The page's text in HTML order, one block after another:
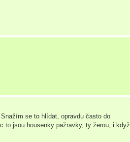
se to hlídat, opravdu často do
to jsou housenky pažravky, ty žerou, i když